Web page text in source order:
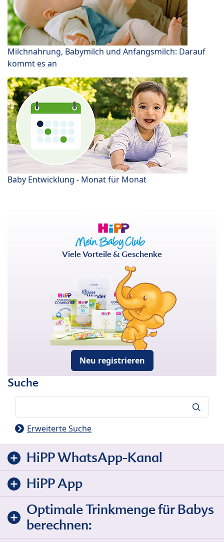
Milchnahrung, Babymilch und Anfangsmilch: Darauf
kommt es an
Baby Entwicklung - Monat für Monat
Viele Vorteile & Geschenke
Neu registrieren
Suche
Erweiterte Suche
HiPP WhatsApp-Kanal
HiPP App
Optimale Trinkmenge für Babys
berechnen: